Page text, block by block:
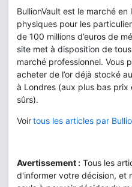
BullionVault est le marché en
physiques pour les
de 100 millions d’euros de
site met à disposition de
marché professionnel. Vous
acheter de l’or déjà stocké
à Londres (aux plus bas
sûrs).
Voirtous les articles par
Avertissement : Tous les
d'informer votre décision, et